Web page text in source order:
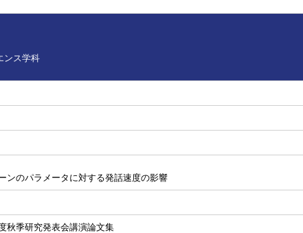
ンス学科
ンのパラメータに対する発話速度の影響
秋季研究発表会講演論文集